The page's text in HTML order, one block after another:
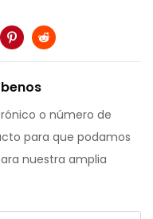
o número de
para que podamos
nuestra amplia